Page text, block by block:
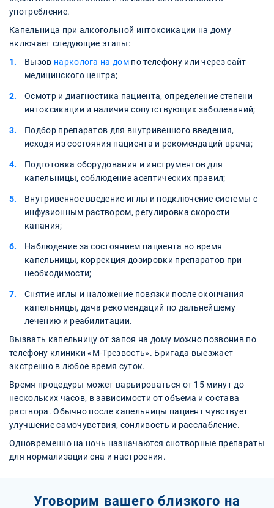
употребление.
Капельница при алкогольной интоксикации на дому
включает следующие этапы:
Вызов нарколога на дом по телефону или через сайт
медицинского центра;
Осмотр и диагностика пациента, определение степени
интоксикации и наличия сопутствующих заболеваний;
Подбор препаратов для внутривенного введения,
исходя из состояния пациента и рекомендаций врача;
Подготовка оборудования и инструментов для
капельницы, соблюдение асептических правил;
Внутривенное введение иглы и подключение системы с
инфузионным раствором, регулировка скорости
капания;
Наблюдение за состоянием пациента во время
капельницы, коррекция дозировки препаратов при
необходимости;
Снятие иглы и наложение повязки после окончания
капельницы, дача рекомендаций по дальнейшему
лечению и реабилитации.
Вызвать капельницу от запоя на дому можно позвонив по
телефону клиники «М-Трезвость». Бригада выезжает
экстренно в любое время суток.
Время процедуры может варьироваться от 15 минут до
нескольких часов, в зависимости от объема и состава
раствора. Обычно после капельницы пациент чувствует
улучшение самочувствия, сонливость и расслабление.
Одновременно на ночь назначаются снотворные препараты
для нормализации сна и настроения.
Уговорим вашего близкого на